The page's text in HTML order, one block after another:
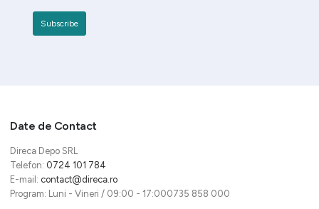
Date de Contact
Direca Depo SRL
Telefon: 0724 101 784
E-mail: contact@direca.ro
Program: Luni - Vineri / 09:00 - 17:000735 858 000